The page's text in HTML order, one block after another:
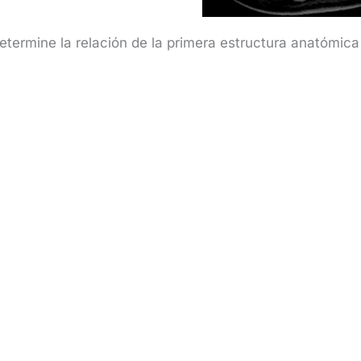
la relación de la primera estructura